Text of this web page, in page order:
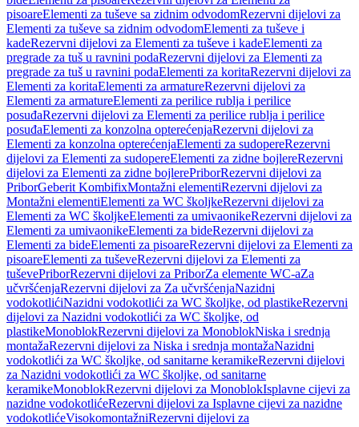
pisoareElementi za tuševe sa zidnim odvodomRezervni dijelovi za
Elementi za tuševe sa zidnim odvodomElementi za tuševe i
kadeRezervni dijelovi za Elementi za tuševe i kadeElementi za
pregrade za tuš u ravnini podaRezervni dijelovi za Elementi za
pregrade za tuš u ravnini podaElementi za koritaRezervni dijelovi za
Elementi za koritaElementi za armatureRezervni dijelovi za
Elementi za armatureElementi za perilice rublja i perilice
posuđaRezervni dijelovi za Elementi za perilice rublja i perilice
posuđaElementi za konzolna opterećenjaRezervni dijelovi za
Elementi za konzolna opterećenjaElementi za sudopereRezervni
dijelovi za Elementi za sudopereElementi za zidne bojlereRezervni
dijelovi za Elementi za zidne bojlerePriborRezervni dijelovi za
PriborGeberit KombifixMontažni elementiRezervni dijelovi za
Montažni elementiElementi za WC školjkeRezervni dijelovi za
Elementi za WC školjkeElementi za umivaonikeRezervni dijelovi za
Elementi za umivaonikeElementi za bideRezervni dijelovi za
Elementi za bideElementi za pisoareRezervni dijelovi za Elementi za
pisoareElementi za tuševeRezervni dijelovi za Elementi za
tuševePriborRezervni dijelovi za PriborZa elemente WC-aZa
učvršćenjaRezervni dijelovi za Za učvršćenjaNazidni
vodokotlićiNazidni vodokotlići za WC školjke, od plastikeRezervni
dijelovi za Nazidni vodokotlići za WC školjke, od
plastikeMonoblokRezervni dijelovi za MonoblokNiska i srednja
montažaRezervni dijelovi za Niska i srednja montažaNazidni
vodokotlići za WC školjke, od sanitarne keramikeRezervni dijelovi
za Nazidni vodokotlići za WC školjke, od sanitarne
keramikeMonoblokRezervni dijelovi za MonoblokIsplavne cijevi za
nazidne vodokotlićeRezervni dijelovi za Isplavne cijevi za nazidne
vodokotlićeVisokomontažniRezervni dijelovi za